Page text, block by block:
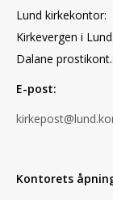
Lund
Kirkevergen i
Dalane
E-post:
Kontorets